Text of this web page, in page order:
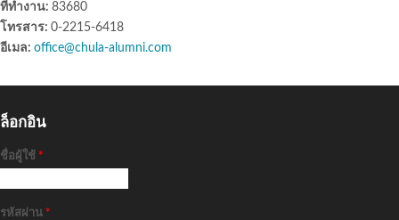
ที่ทำงาน: 83680
โทรสาร: 0-2215-6418
อีเมล: office@chula-alumni.com
ล็อกอิน
ชื่อผู้ใช้ *
รหัสผ่าน *